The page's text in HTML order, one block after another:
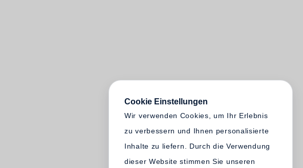
Cookie Einstellungen
Wir verwenden Cookies, um Ihr Erlebnis
zu verbessern und Ihnen personalisierte
Inhalte zu liefern. Durch die Verwendung
dieser Website stimmen Sie unseren